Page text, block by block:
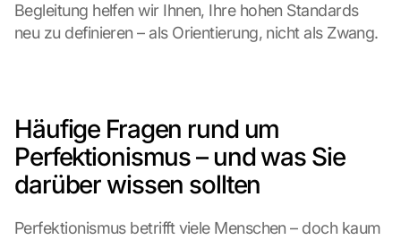
Begleitung helfen wir Ihnen, Ihre hohen Standards
neu zu definieren – als Orientierung, nicht als Zwang.
Häufige Fragen rund um
Perfektionismus – und was Sie
darüber wissen sollten
Perfektionismus betrifft viele Menschen – doch kaum